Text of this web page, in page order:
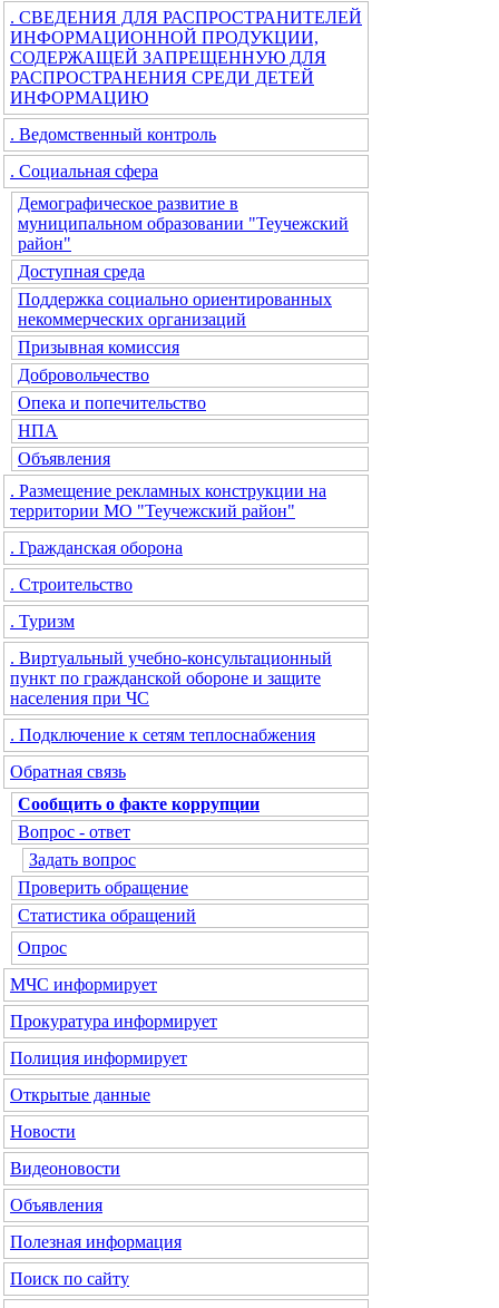
. СВЕДЕНИЯ ДЛЯ РАСПРОСТРАНИТЕЛЕЙ
ИНФОРМАЦИОННОЙ ПРОДУКЦИИ,
СОДЕРЖАЩЕЙ ЗАПРЕЩЕННУЮ ДЛЯ
РАСПРОСТРАНЕНИЯ СРЕДИ ДЕТЕЙ
ИНФОРМАЦИЮ
. Ведомственный контроль
. Социальная сфера
Демографическое развитие в
муниципальном образовании "Теучежский
район"
Доступная среда
Поддержка социально ориентированных
некоммерческих организаций
Призывная комиссия
Добровольчество
Опека и попечительство
НПА
Объявления
. Размещение рекламных конструкции на
территории МО "Теучежский район"
. Гражданская оборона
. Строительство
. Туризм
. Виртуальный учебно-консультационный
пункт по гражданской обороне и защите
населения при ЧС
. Подключение к сетям теплоснабжения
Обратная связь
Сообщить о факте коррупции
Вопрос - ответ
Задать вопрос
Проверить обращение
Статистика обращений
Опрос
МЧС информирует
Прокуратура информирует
Полиция информирует
Открытые данные
Новости
Видеоновости
Объявления
Полезная информация
Поиск по сайту